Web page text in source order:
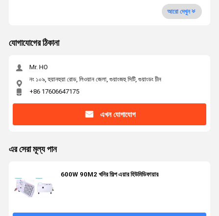
আরো দেখুন
যোগাযোগের ঠিকানা
Mr. HO
নং ১০৯, হুয়ানহুয়া রোড, লিওয়ান জেলা, গুয়াংজহু সিটি, গুয়াংডং চীন
+86 17606647175
এখন যোগাযোগ
এর সেরা মূল্য পান
600W 90M2 খনির শিল্প এয়ার হিউমিডিফায়ার